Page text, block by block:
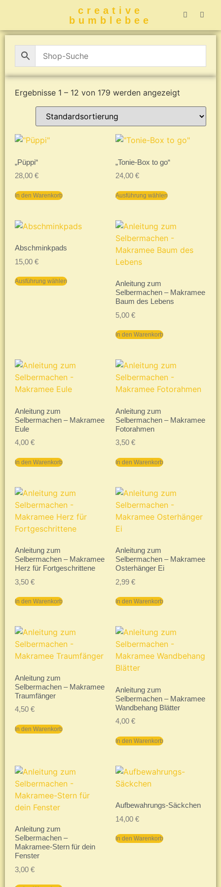
creative
bumblebee
Ergebnisse 1 – 12 von 179 werden angezeigt
„Püppi“
28,00 €
In den Warenkorb
„Tonie-Box to go“
24,00 €
Ausführung wählen
Abschminkpads
15,00 €
Ausführung wählen
Anleitung zum
Selbermachen – Makramee
Baum des Lebens
5,00 €
In den Warenkorb
Anleitung zum
Selbermachen – Makramee
Eule
4,00 €
In den Warenkorb
Anleitung zum
Selbermachen – Makramee
Fotorahmen
3,50 €
In den Warenkorb
Anleitung zum
Selbermachen – Makramee
Herz für Fortgeschrittene
3,50 €
In den Warenkorb
Anleitung zum
Selbermachen – Makramee
Osterhänger Ei
2,99 €
In den Warenkorb
Anleitung zum
Selbermachen – Makramee
Traumfänger
4,50 €
In den Warenkorb
Anleitung zum
Selbermachen – Makramee
Wandbehang Blätter
4,00 €
In den Warenkorb
Anleitung zum
Selbermachen –
Makramee-Stern für dein
Fenster
3,00 €
Aufbewahrungs-Säckchen
14,00 €
In den Warenkorb